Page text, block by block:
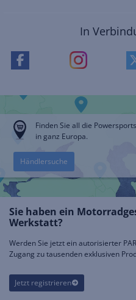
In
Finden Sie all die
in ganz Europa.
Händlersuche
Sie haben ein
Werkstatt?
Werden Sie jetzt ein autorisierter
Zugang zu tausenden exklusiven
Jetzt registrieren